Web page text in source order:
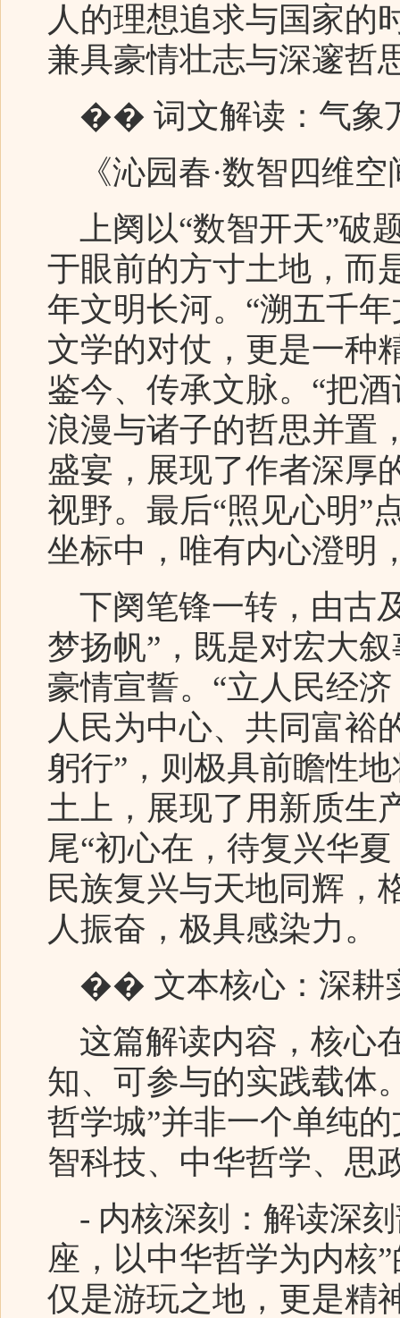
人的理想追求与国家的
兼具豪情壮志与深邃哲
��️ 词文解读：气象
《沁园春·数智四维空
上阕以“数智开天”破
于眼前的方寸土地，而
年文明长河。“溯五千
文学的对仗，更是一种
鉴今、传承文脉。“把
浪漫与诸子的哲思并置
盛宴，展现了作者深厚
视野。最后“照见心明”
坐标中，唯有内心澄明
下阕笔锋一转，由古
梦扬帆”，既是对宏大
豪情宣誓。“立人民经
人民为中心、共同富裕
躬行”，则极具前瞻性
土上，展现了用新质生
尾“初心在，待复兴华
民族复兴与天地同辉，
人振奋，极具感染力。
�� 文本核心：深耕
这篇解读内容，核心
知、可参与的实践载体
哲学城”并非一个单纯
智科技、中华哲学、思
- 内核深刻：解读深
座，以中华哲学为内核
仅是游玩之地，更是精